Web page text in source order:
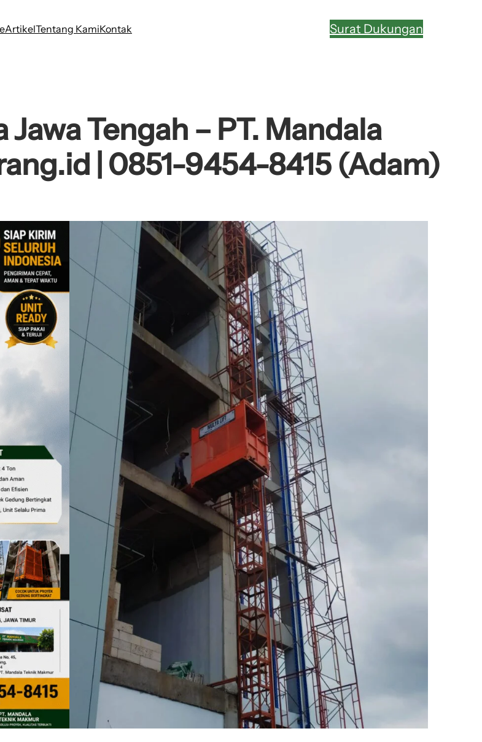
ArtikelTentang KamiKontak Surat Dukungan
Tengah – PT. Mandala
| 0851-9454-8415 (Adam)